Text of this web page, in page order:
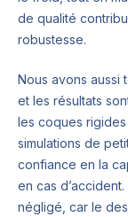
de qualité
robustesse.
Nous avons aussi
et les résultats
les coques
simulations de
confiance en la
en cas
négligé, car le